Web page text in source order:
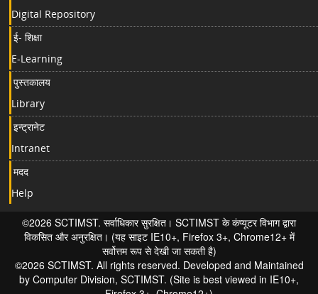
Digital Repository
ई- शिक्षा
E-Learning
पुस्तकालय
Library
इन्ट्रानेट
Intranet
मदद
Help
©2026 SCTIMST. सर्वाधिकार सुरक्षित। SCTIMST के कंप्यूटर विभाग द्वारा
विकसित और अनुरक्षित। (यह साइट IE10+, Firefox 3+, Chrome12+ में
सर्वोत्तम रूप से देखी जा सकती है)
©2026 SCTIMST. All rights reserved. Developed and Maintained
by Computer Division, SCTIMST. (Site is best viewed in IE10+,